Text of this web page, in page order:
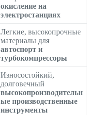
окисление на
электростанциях
Легкие, высокопрочные
материалы для
автоспорт и
турбокомпрессоры
Износостойкий,
долговечный
высокопроизводительн
ые производственные
инструменты